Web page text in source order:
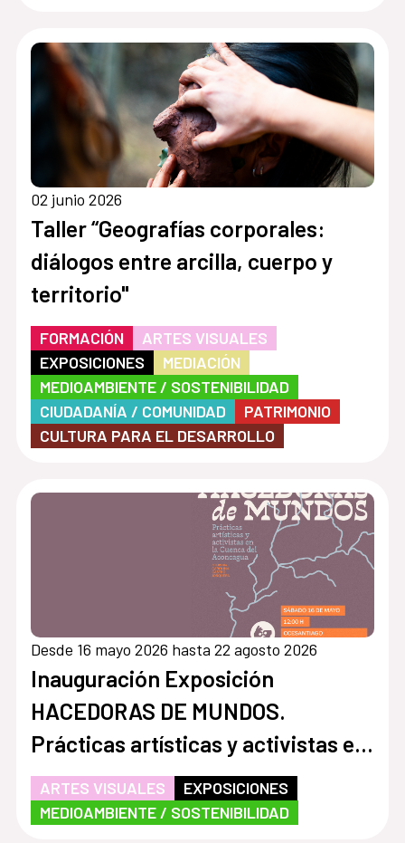
02 junio 2026
Taller “Geografías corporales:
diálogos entre arcilla, cuerpo y
territorio"
FORMACIÓN
ARTES VISUALES
EXPOSICIONES
MEDIACIÓN
MEDIOAMBIENTE / SOSTENIBILIDAD
CIUDADANÍA / COMUNIDAD
PATRIMONIO
CULTURA PARA EL DESARROLLO
Desde 16 mayo 2026 hasta 22 agosto 2026
Inauguración Exposición
HACEDORAS DE MUNDOS.
Prácticas artísticas y activistas en
la Cuenca del Aconcagua
ARTES VISUALES
EXPOSICIONES
MEDIOAMBIENTE / SOSTENIBILIDAD